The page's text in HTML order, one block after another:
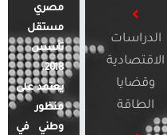
الدراسات
الاقتصادية
وقضايا
الطاقة
مصري
مستقل
تأسس
2018.
يعتمد على
منظور
وطني في